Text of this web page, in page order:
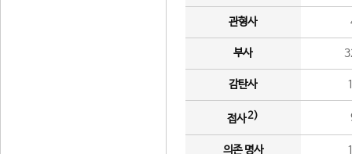
관형사
부사
감탄사
접사2)
의존 명사